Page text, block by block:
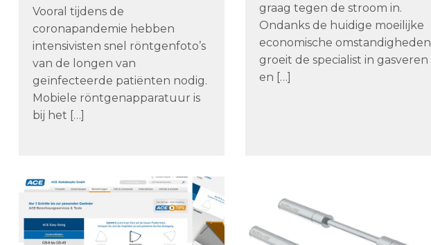
Vooral tijdens de
coronapandemie hebben
intensivisten snel röntgenfoto’s
van de longen van
geïnfecteerde patiënten nodig.
Mobiele röntgenapparatuur is
bij het […]
graag tegen de stroom in.
Ondanks de huidige moeilijke
economische omstandigheden
groeit de specialist in gasveren
en […]